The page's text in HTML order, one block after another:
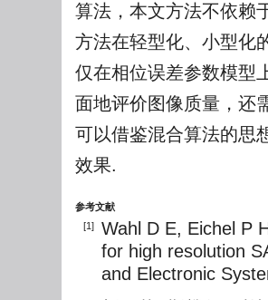
算法，本文方法不依赖
方法在轻型化、小型化
仅在相位误差参数模型
面地评价图像质量，还
可以借鉴混合算法的思
效果.
参考文献
[1]
Wahl D E, Eichel P
for high resolution
and Electronic